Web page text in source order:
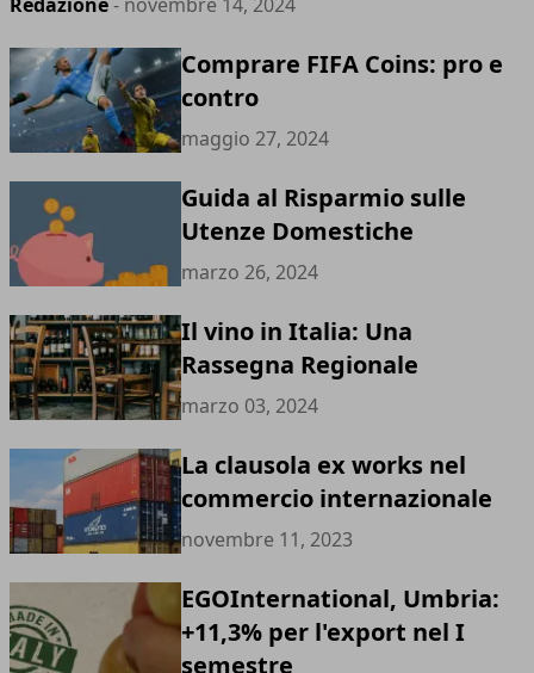
Comprare FIFA Coins: pro e
contro
maggio 27, 2024
Guida al Risparmio sulle
Utenze Domestiche
marzo 26, 2024
Il vino in Italia: Una
Rassegna Regionale
marzo 03, 2024
La clausola ex works nel
commercio internazionale
novembre 11, 2023
EGOInternational, Umbria:
+11,3% per l'export nel I
semestre